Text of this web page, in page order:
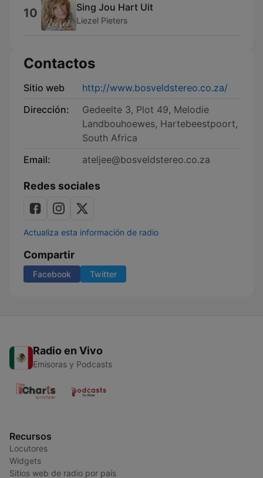
10 Sing Jou Hart Uit
Liezel Pieters
Contactos
Sitio web
http://www.bosveldstereo.co.za/
Dirección:
Gedeelte 3, Plot 49, Melodie
Landbouhoewes, Hartebeestpoort,
South Africa
Email:
ateljee@bosveldstereo.co.za
Redes sociales
Actualiza esta información de radio
Compartir
Facebook Twitter
Radio en Vivo
Emisoras y Podcasts
Recursos
Locutores
Widgets
Sitios web de radio por país